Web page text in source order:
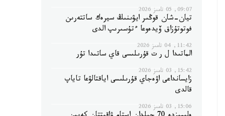
09:07, 05 تامىز 2026
تيان-شان قوڭىر ايۋىنىڭ سيرەك ساتتەرىن
فوتوتۇزاق ۆيدەوعا ءتۇسىرىپ الدى
11:42, 04 تامىز 2026
الماتىدا ل ر ت قۇرىلىسى قاي ساتىدا تۇر
15:42, 03 تامىز 2026
زايسانداعى اۋەجاي قۇرىلىسى اياقتالۋعا تاياپ
قالدى
15:06, 03 تامىز 2026